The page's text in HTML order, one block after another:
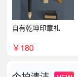
自有乾坤印章礼
￥180